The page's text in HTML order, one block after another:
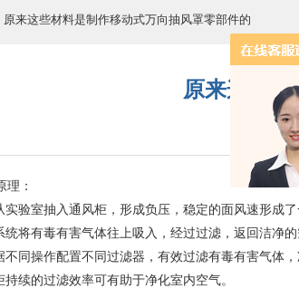
原来这些材料是制作移动式万向抽风罩零部件的
原来这些
理：
验室抽入通风柜，形成负压，稳定的面风速形成
将有毒有害气体往上吸入，经过过滤，返回洁净
同操作配置不同过滤器，有效过滤有毒有害气体
续的过滤效率可有助于净化室内空气。